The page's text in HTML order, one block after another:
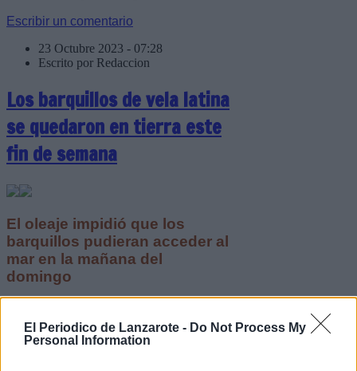
El Periodico de Lanzarote - Do Not Process My
Personal Information
Escribir un comentario
23 Octubre 2023 - 07:28
Escrito por Redaccion
Los barquillos de vela latina
se quedaron en tierra este
fin de semana
El oleaje impidió que los
barquillos pudieran acceder al
mar en la mañana del
domingo
23 Octubre 2023 - 07:24
Escrito por Redaccion